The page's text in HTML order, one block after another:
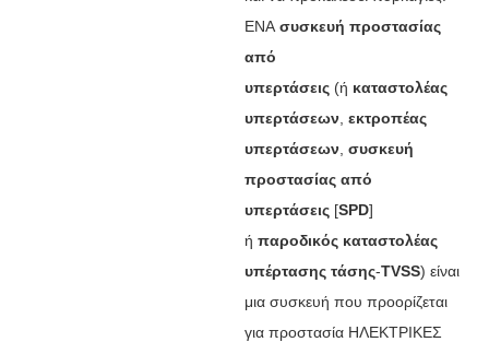
ΕΝΑ συσκευή προστασίας
από
υπερτάσεις(ή καταστολέας
υπερτάσεων, εκτροπέας
υπερτάσεων, συσκευή
προστασίας από
υπερτάσεις[SPD]
ή παροδικός καταστολέας
υπέρτασης τάσης-TVSS) είναι
μια συσκευή που προορίζεται
για προστασία ΗΛΕΚΤΡΙΚΕΣ